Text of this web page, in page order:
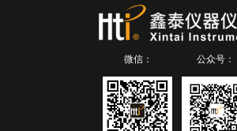
微信： 公众号：